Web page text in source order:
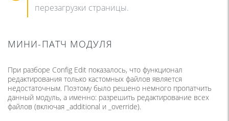
перезагрузки страницы.
МИНИ-ПАТЧ МОДУЛЯ
При разборе Config Edit показалось, что функционал
редактирования только кастомных файлов является
недостаточным. Поэтому было решено немного пропатчить
данный модуль, а именно: разрешить редактирование всех
файлов (включая _additional и _override).